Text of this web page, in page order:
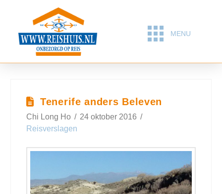
MENU
Tenerife anders Beleven
Chi Long Ho
24 oktober 2016
Reisverslagen